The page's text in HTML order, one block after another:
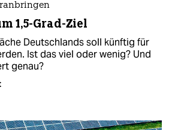
1,5-Grad-Ziel
Deutschlands soll künftig für
Ist das viel oder wenig? Und
genau?